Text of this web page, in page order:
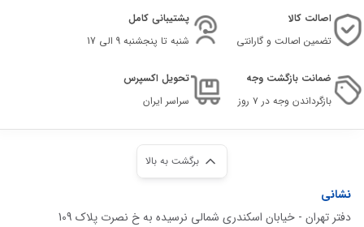
اصالت کالا
تضمین اصالت و گارانتی
پشتیبانی کامل
شنبه تا پنجشنبه 9 الی 17
ضمانت بازگشت وجه
بازگرداندن وجه در ۷ روز
تحویل اکسپرس
سراسر ایران
برگشت به بالا
نشانی
دفتر تهران - خیابان اسکندری شمالی نرسیده به خ نصرت پلاک 109